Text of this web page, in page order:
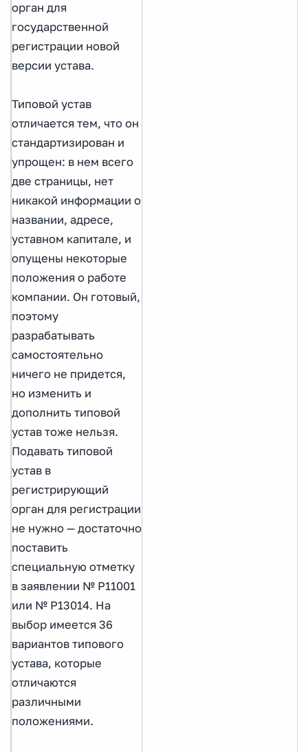
орган для
государственной
регистрации новой
версии устава.
Типовой устав
отличается тем, что он
стандартизирован и
упрощен: в нем всего
две страницы, нет
никакой информации о
названии, адресе,
уставном капитале, и
опущены некоторые
положения о работе
компании. Он готовый,
поэтому
разрабатывать
самостоятельно
ничего не придется,
но изменить и
дополнить типовой
устав тоже нельзя.
Подавать типовой
устав в
регистрирующий
орган для регистрации
не нужно — достаточно
поставить
специальную отметку
в заявлении № Р11001
или № Р13014. На
выбор имеется 36
вариантов типового
устава, которые
отличаются
различными
положениями.